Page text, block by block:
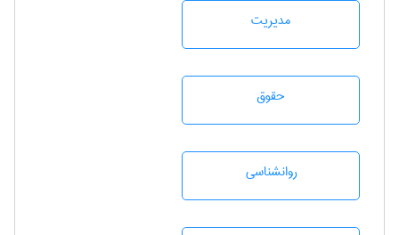
مديريت
حقوق
روانشناسی